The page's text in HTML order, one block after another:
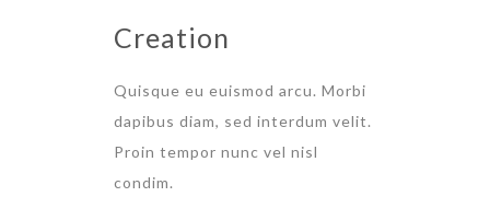
Creation
Quisque eu euismod arcu. Morbi
dapibus diam, sed interdum velit.
Proin tempor nunc vel nisl
condim.